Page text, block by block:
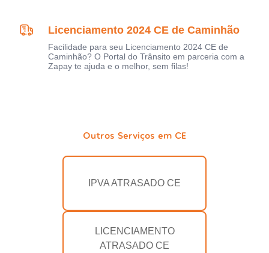
Licenciamento 2024 CE de Caminhão
Facilidade para seu Licenciamento 2024 CE de
Caminhão? O Portal do Trânsito em parceria com a
Zapay te ajuda e o melhor, sem filas!
Outros Serviços em CE
IPVA ATRASADO CE
LICENCIAMENTO
ATRASADO CE